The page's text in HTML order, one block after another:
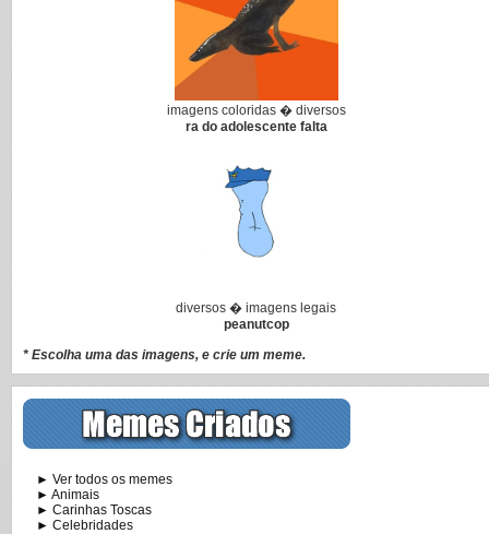
imagens coloridas � diversos
ra do adolescente falta
diversos � imagens legais
peanutcop
* Escolha uma das imagens, e crie um meme.
► Ver todos os memes
► Animais
► Carinhas Toscas
► Celebridades